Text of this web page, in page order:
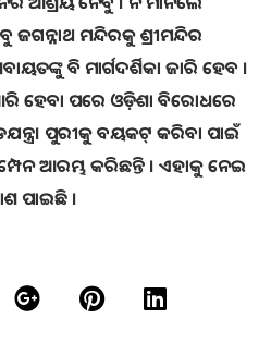
ମନ୍ଦିରକୁ ଶ୍ରୀମନ୍ଦିର
ବି ମାର୍ଗଦର୍ଶିକା ଜାରି ହେବ ।
ହେବା ପରେ ଓଡ଼ିଶା ବିରୋଧରେ
ପୁରୀକୁ ବୟକଟ୍ କରିବା ପାଇଁ
ଆରମ୍ଭ କରିଛନ୍ତି । ଏହାକୁ ନେଇ
ପାଇଛି ।